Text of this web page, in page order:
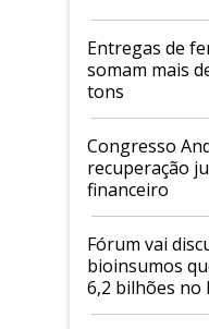
Entregas de
somam mais
tons
Congresso
recuperação
financeiro
Fórum vai
bioinsumos
6,2 bilhões no